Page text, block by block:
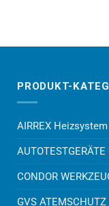
PRODUKT-
AIRREX Heizsystem
AUTOTESTGERÄTE
CONDOR
GVS ATEMSCHUTZ